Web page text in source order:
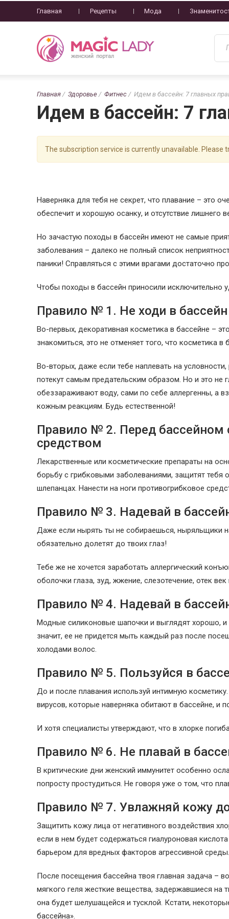
Главная Рецепты Мода
Главная Здоровье Фитнес Идем в бассейн: 7 главных
Идем в бассейн: 7
The subscription service is currently unavailable. Please
Наверняка для тебя не секрет, что плавание – это
обеспечит и хорошую осанку, и отсутствие лишнего
Но зачастую походы в бассейн имеют не самые
заболевания – далеко не полный список
паники! Справляться с этими врагами достаточно
Чтобы походы в бассейн приносили исключительно
Правило № 1. Не ходи в
Во-первых, декоративная косметика в бассейне –
знакомиться, это не отменяет того, что косметика в
Во-вторых, даже если тебе наплевать на
потекут самым предательским образом. Но и это не
обеззараживают воду, сами по себе аллергенны, а
кожным реакциям. Будь естественной!
Правило № 2. Перед
средством
Лекарственные или косметические препараты на
борьбу с грибковыми заболеваниями, защитят тебя
шлепанцах. Нанести на ноги противогрибковое
Правило № 3. Надевай в
Даже если нырять ты не собираешься, ныряльщики
обязательно долетят до твоих глаз!
Тебе же не хочется заработать аллергический
оболочки глаза, зуд, жжение, слезотечение, отек
Правило № 4. Надевай в
Модные силиконовые шапочки и выглядят хорошо,
значит, ее не придется мыть каждый раз после
холодами волос.
Правило № 5. Пользуйся в
До и после плавания используй интимную
вирусов, которые наверняка обитают в бассейне, и
И хотя специалисты утверждают, что в хлорке
Правило № 6. Не плавай в
В критические дни женский иммунитет особенно
попросту простудиться. Не говоря уже о том, что
Правило № 7. Увлажняй кожу
Защитить кожу лица от негативного воздействия
если в нем будет содержаться гиалуроновая
барьером для вредных факторов агрессивной среды.
После посещения бассейна твоя главная задача –
мягкого геля жесткие вещества, задержавшиеся
она будет шелушащейся и тусклой. Кстати,
бассейна».